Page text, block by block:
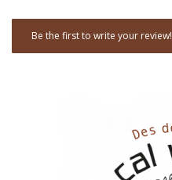
Be the first to write your review!